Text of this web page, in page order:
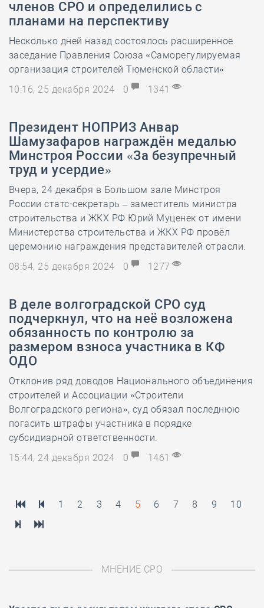
членов СРО и определились с
планами на перспективу
Несколько дней назад состоялось расширенное
заседание Правления Союза «Саморегулируемая
организация строителей Тюменской области»
10:16, 25 декабря 2024
0 1341
Президент НОПРИЗ Анвар
Шамузафаров награждён медалью
Минстроя России «За безупречный
труд и усердие»
Вчера, 24 декабря в Большом зале Минстроя
России статс-секретарь – заместитель министра
строительства и ЖКХ РФ Юрий Муценек от имени
Министерства строительства и ЖКХ РФ провёл
церемонию награждения представителей отрасли.
08:54, 25 декабря 2024
0 1277
В деле волгоградской СРО суд
подчеркнул, что на неё возложена
обязанность по контролю за
размером взноса участника в КФ
ОДО
Отклонив ряд доводов Национального объединения
строителей и Ассоциации «Строители
Волгоградского региона», суд обязал последнюю
погасить штрафы участника в порядке
субсидиарной ответственности.
15:44, 24 декабря 2024
0 1461
1 2 3 4 5 6 7 8 9 10
МНЕНИЕ СРО